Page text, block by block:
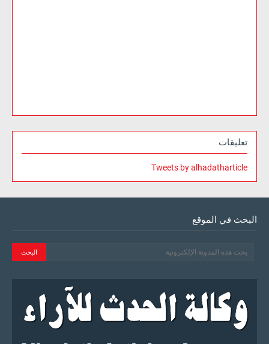
تعليقات
Tweets by alhadatharticle
البحث في الموقع